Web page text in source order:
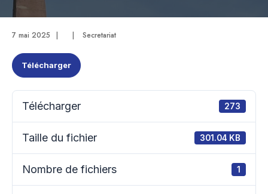
7 mai 2025 | | Secretariat
Télécharger
Télécharger 273
Taille du fichier 301.04 KB
Nombre de fichiers 1